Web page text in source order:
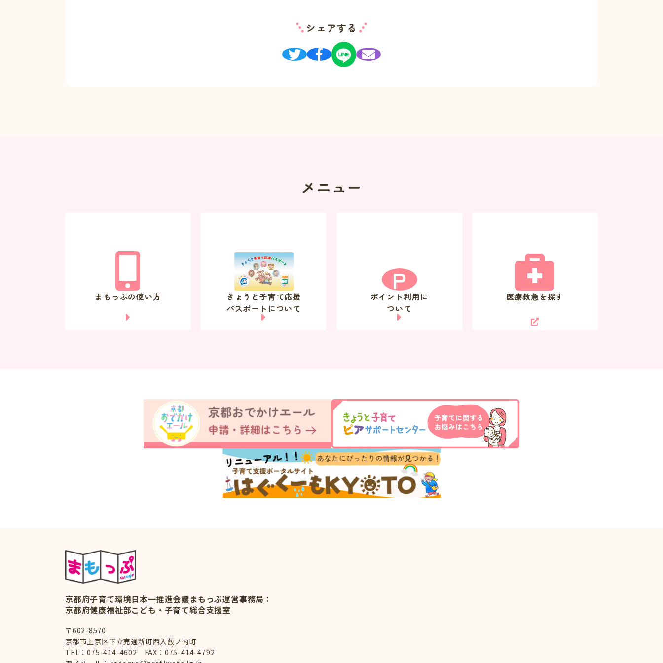
シェアする
メニュー
まもっぷの使い方
きょうと子育て応援
パスポートについて
P
ポイント利用に
ついて
医療救急を探す
京都府子育て環境日本一推進会議まもっぷ運営事務局：
京都府健康福祉部こども・子育て総合支援室
〒602-8570
京都市上京区下立売通新町西入薮ノ内町
TEL：075-414-4602 FAX：075-414-4792